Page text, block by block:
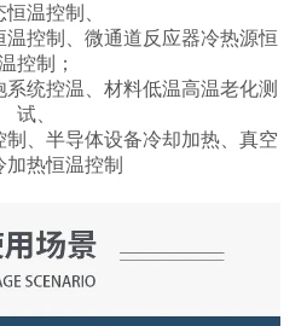
恒温控制、
控制、微通道反应器冷热源恒
控制；
统控温、材料低温高温老化测
试、
、半导体设备冷却加热、真空
加热恒温控制